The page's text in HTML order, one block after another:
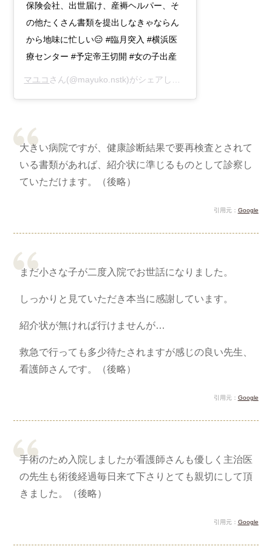
保険会社、出世届け、産褥ヘルパー、そ
の他たくさん書類を提出しなきゃならん
から地味に忙しい😑 #臨月突入 #横浜医
療センター #予定帝王切開 #女の子出産
マユコ さん(@mayuko.nstk)がシェアした投稿 -
大きい病院ですが、健康診断結果で要再検査とされて
いる書類があれば、紹介状に準じるものとして診察し
ていただけます。（後略）
引用元： Google
まだ小さな子が二度入院でお世話になりました。
しっかりと見ていただき本当に感謝しています。
紹介状が無ければ行けませんが…
救急で行っても多少待たされますが感じの良い先生、
看護師さんです。（後略）
引用元： Google
手術のため入院しましたが看護師さんも優しく主治医
の先生も術後経過毎日来て下さりとても親切にして頂
きました。（後略）
引用元： Google